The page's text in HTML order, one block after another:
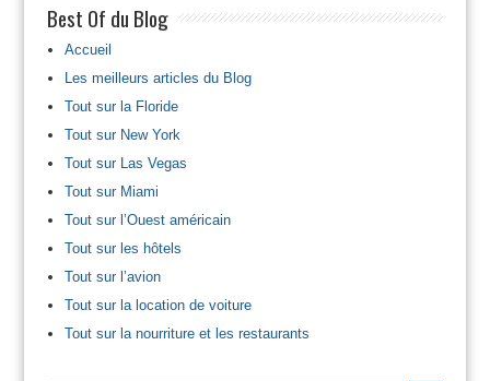
Best Of du Blog
Accueil
Les meilleurs articles du Blog
Tout sur la Floride
Tout sur New York
Tout sur Las Vegas
Tout sur Miami
Tout sur l’Ouest américain
Tout sur les hôtels
Tout sur l’avion
Tout sur la location de voiture
Tout sur la nourriture et les restaurants